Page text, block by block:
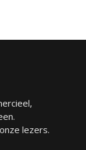
lezers.